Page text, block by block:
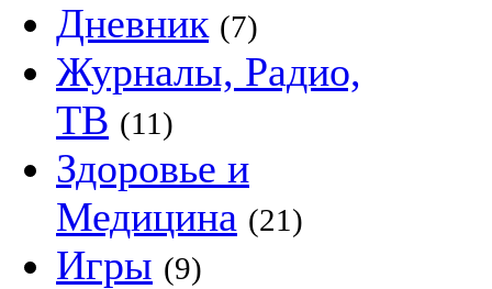
Дневник (7)
Журналы, Радио,
ТВ (11)
Здоровье и
Медицина (21)
Игры (9)